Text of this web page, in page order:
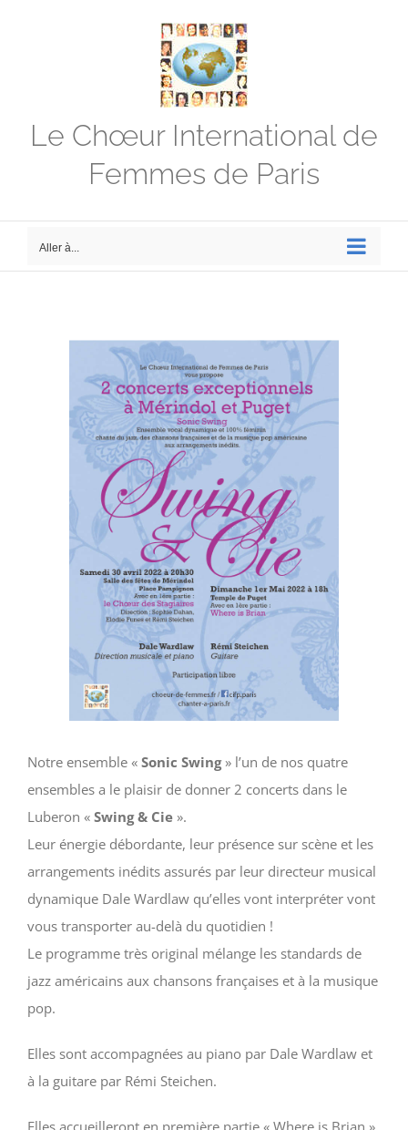
Le Chœur International de
Femmes de Paris
Aller à...
l'image
agrandie
Notre ensemble « Sonic Swing» l’un de nos quatre
ensembles a le plaisir de donner 2 concerts dans le
Luberon « Swing & Cie».
Leur énergie débordante, leur présence sur scène et les
arrangements inédits assurés par leur directeur musical
dynamique Dale Wardlaw qu’elles vont interpréter vont
vous transporter au-delà du quotidien !
Le programme très original mélange les standards de
jazz américains aux chansons françaises et à la musique
pop.
Elles sont accompagnées au piano par Dale Wardlaw et
à la guitare par Rémi Steichen.